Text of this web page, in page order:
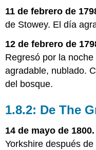
11 de febrero de
de Stowey. El día
12 de febrero de
Regresó por la
agradable, nublado.
del bosque.
1.8.2: De The
14 de mayo de
Yorkshire después